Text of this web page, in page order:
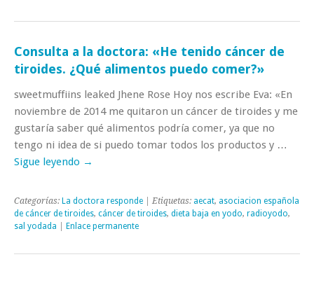
Consulta a la doctora: «He tenido cáncer de
tiroides. ¿Qué alimentos puedo comer?»
sweetmuffiins leaked Jhene Rose Hoy nos escribe Eva: «En
noviembre de 2014 me quitaron un cáncer de tiroides y me
gustaría saber qué alimentos podría comer, ya que no
tengo ni idea de si puedo tomar todos los productos y …
Sigue leyendo →
Categorías: La doctora responde | Etiquetas: aecat, asociacion española
de cáncer de tiroides, cáncer de tiroides, dieta baja en yodo, radioyodo,
sal yodada
Enlace permanente